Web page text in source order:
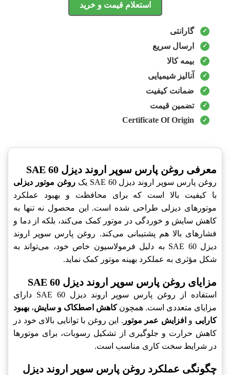
استعلام قیمت و خرید
گارانتی
ارسال سریع
بیمه کالا
آنالیز شیمیایی
ضمانت کیفیت
تضمین قیمت
Certificate Of Origin
معرفی روغن پارس سوپر اروند دیزل SAE 60
روغن پارس سوپر اروند دیزل SAE 60 یک
روغن موتور دیزلی
با کیفیت بالا است که برای محافظت و بهبود عملکرد
موتورهای دیزلی طراحی شده است. این محصول نه تنها به
کاهش سایش و خوردگی در موتور کمک می‌کند، بلکه از دما و
فشارهای بالا هم پشتیبانی می‌کند. روغن پارس سوپر اروند
دیزل SAE 60 به دلیل فرمولاسیون خاص خود، می‌تواند به
شکل مؤثری به عملکرد بهینه موتور کمک نماید.
مزایای روغن پارس سوپر اروند دیزل SAE 60
استفاده از روغن پارس سوپر اروند دیزل SAE 60 دارای
مزایای متعددی است. همچونکاهش اصطکاک و سایش، بهبود
کارایی و افزایش عمر موتور . این روغن با توانایی بالای خود در
کاهش حرارت و جلوگیری از تشکیل رسوبات، برای موتورها
در شرایط سخت کاری مناسب است.
چگونگی عملکرد روغن پارس سوپر اروند دیزل